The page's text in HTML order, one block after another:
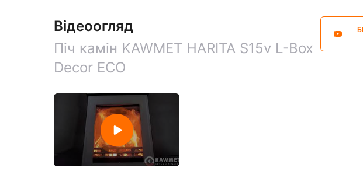
Відеоогляд
Піч камін KAWMET HARITA S15v L-Box
Decor ECO